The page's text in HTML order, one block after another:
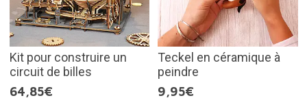
Kit pour construire un
circuit de billes
64,85€
Teckel en céramique à
peindre
9,95€